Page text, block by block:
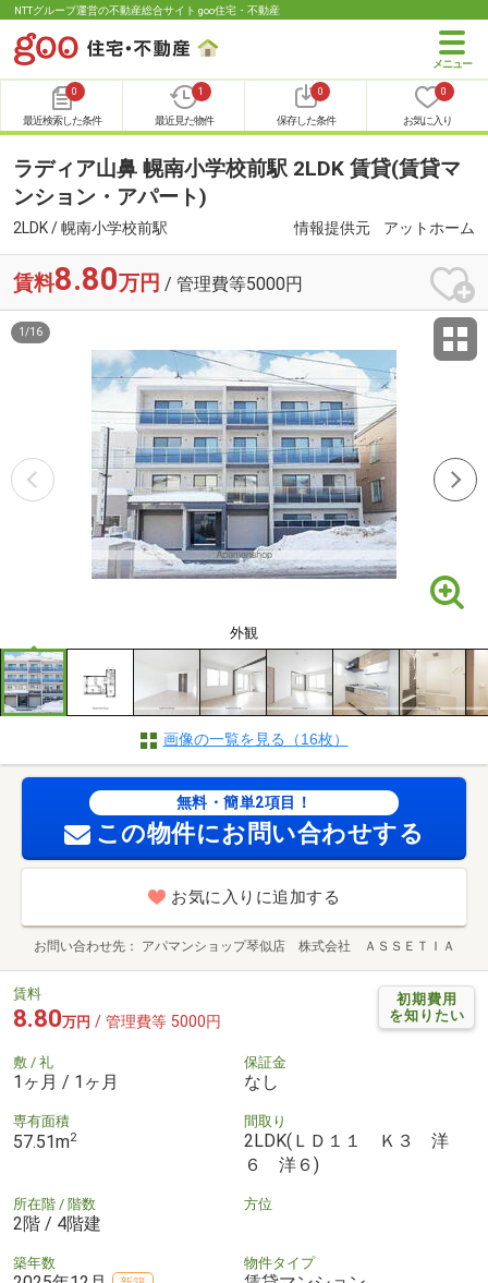
NTTグループ運営の不動産総合サイト goo住宅・不動産
0
最近検索した条件
1
最近見た物件
0
保存した条件
0
お気に入り
ラディア山鼻 幌南小学校前駅 2LDK 賃貸(賃貸マ
ンション・アパート)
2LDK / 幌南小学校前駅 情報提供元 アットホーム
賃料8.80万円 / 管理費等5000円
外観
1 /16
画像の一覧を見る（16枚）
無料・簡単2項目！
この物件にお問い合わせする
お気に入りに追加する
お問い合わせ先 アパマンショップ琴似店 株式会社 ＡＳＳＥＴＩＡ
初期費用
を知りたい
賃料
8.80万円 / 管理費等 5000円
敷 / 礼
1ヶ月 / 1ヶ月
保証金
なし
専有面積
57.51m2
間取り
2LDK(ＬＤ１１ Ｋ３ 洋
６ 洋６)
所在階 / 階数
2階 / 4階建
方位
築年数 物件タイプ